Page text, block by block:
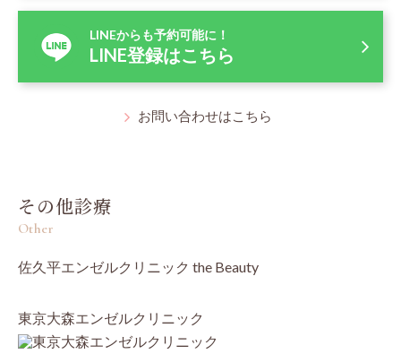
LINEからも予約可能に！
LINE登録はこちら
お問い合わせはこちら
その他診療
Other
佐久平エンゼルクリニック the Beauty
東京大森エンゼルクリニック